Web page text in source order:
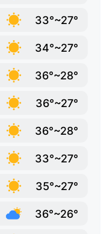
33°~27°
34°~27°
36°~28°
36°~27°
36°~28°
33°~27°
35°~27°
36°~26°